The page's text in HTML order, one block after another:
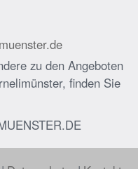
zu den Angeboten
finden Sie